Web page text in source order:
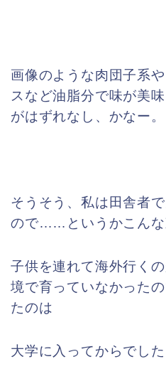
画像のような肉団子系
スなど油脂分で味が美
がはずれなし、かなー。
そうそう、私は田舎者
ので……というかこんな
子供を連れて海外行く
境で育っていなかった
たのは
大学に入ってからでした